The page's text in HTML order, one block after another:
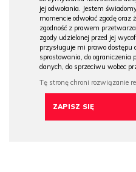
jej odwołania. Jestem
momencie odwołać zgodę oraz
zgodność z prawem
zgody udzielonej przed jej
przysługuje mi prawo dostępu
sprostowania, do ograniczenia
danych, do sprzeciwu wobec